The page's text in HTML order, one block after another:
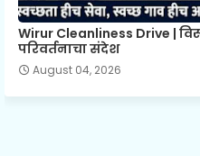
Wirur Cleanliness Drive |
परिवर्तनाचा संदेश
August 04, 2026